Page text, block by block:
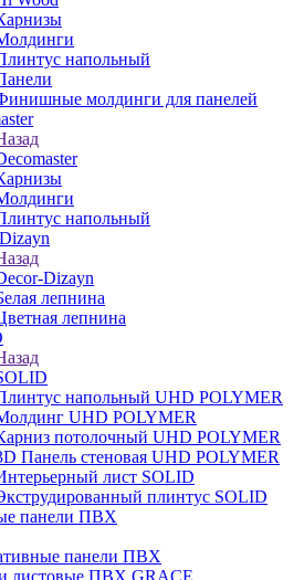
напольный
молдинги для панелей
напольный
Dizayn
лепнина
лепнина
напольный UHD POLYMER
UHD POLYMER
потолочный UHD POLYMER
Панель стеновая UHD POLYMER
лист SOLID
плинтус SOLID
панели ПВХ
панели ПВХ
листовые ПВХ GRACE